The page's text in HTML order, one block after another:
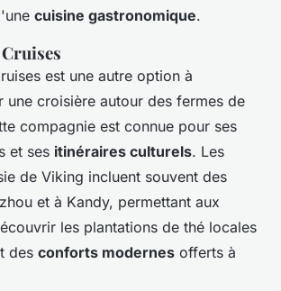
cuisine gastronomique.
est une autre option à
une croisière autour des fermes de
compagnie est connue pour ses
et ses itinéraires culturels. Les
de Viking incluent souvent des
et à Kandy, permettant aux
les plantations de thé locales
des conforts modernes offerts à